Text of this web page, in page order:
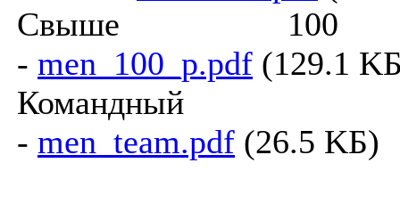
Cвыше
- men_100_p.pdf (129.1
Командный
- men_team.pdf (26.5 KБ)